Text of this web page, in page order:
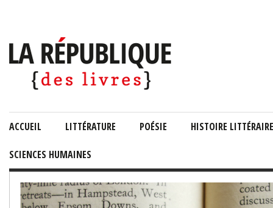
ACCUEIL LITTÉRATURE POÉSIE HISTOIRE LITTÉRAIRE
SCIENCES HUMAINES